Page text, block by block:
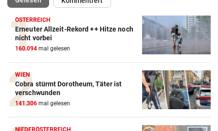
ÖSTERREICH
Erneuter Allzeit-Rekord ++ Hitze noch
nicht vorbei
160.094 mal gelesen
WIEN
Cobra stürmt Dorotheum, Täter ist
verschwunden
141.306 mal gelesen
NIEDERÖSTERREICH